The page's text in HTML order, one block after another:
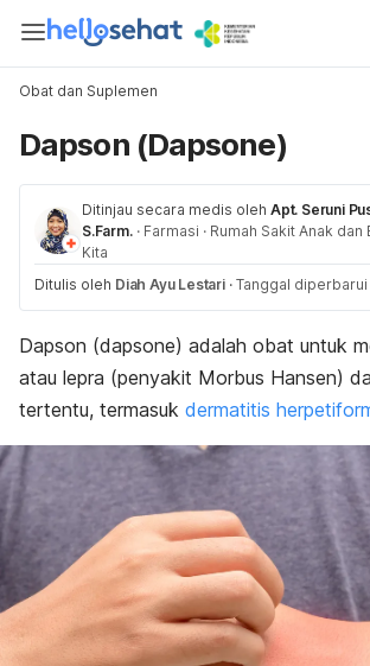
Obat dan Suplemen
Dapson (Dapsone)
Ditinjau secara medis oleh Apt. Seruni
S.Farm. · Farmasi · Rumah Sakit Anak dan
Kita
Ditulis oleh Diah Ayu Lestari · Tanggal diperbarui
Dapson (dapsone) adalah obat untuk
atau lepra (penyakit Morbus Hansen)
tertentu, termasuk dermatitis